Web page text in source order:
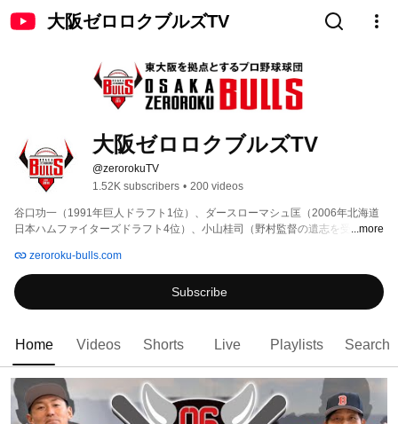
大阪ゼロロクブルズTV
大阪ゼロロクブルズTV
@zerorokuTV
1.52K subscribers • 200 videos
谷口功一（1991年巨人ドラフト1位）、ダースローマシュ匡（2006年北海道
日本ハムファイターズドラフト4位）、小山桂司（野村監督の遺志を受け継ぐ
YouTubeチャンネル。
...more
zeroroku-bulls.com
Subscribe
Home Videos Shorts Live Playlists Search